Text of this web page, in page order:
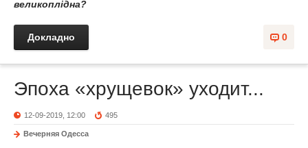
великоплідна?
0
Докладно
Эпоха «хрущевок» уходит...
12-09-2019, 12:00 495
Вечерняя Одесса